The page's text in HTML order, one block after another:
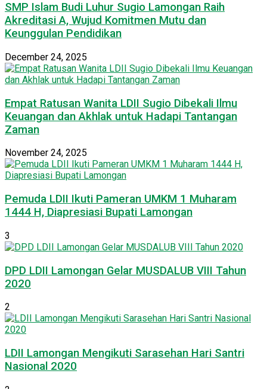
SMP Islam Budi Luhur Sugio Lamongan Raih
Akreditasi A, Wujud Komitmen Mutu dan
Keunggulan Pendidikan
December 24, 2025
Empat Ratusan Wanita LDII Sugio Dibekali Ilmu
Keuangan dan Akhlak untuk Hadapi Tantangan
Zaman
November 24, 2025
Pemuda LDII Ikuti Pameran UMKM 1 Muharam
1444 H, Diapresiasi Bupati Lamongan
3
DPD LDII Lamongan Gelar MUSDALUB VIII Tahun
2020
2
LDII Lamongan Mengikuti Sarasehan Hari Santri
Nasional 2020